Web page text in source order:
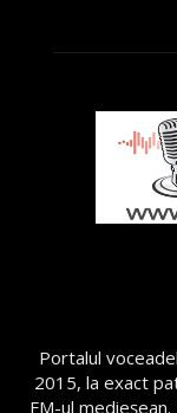
Portalul
2015, la exact
FM-ul